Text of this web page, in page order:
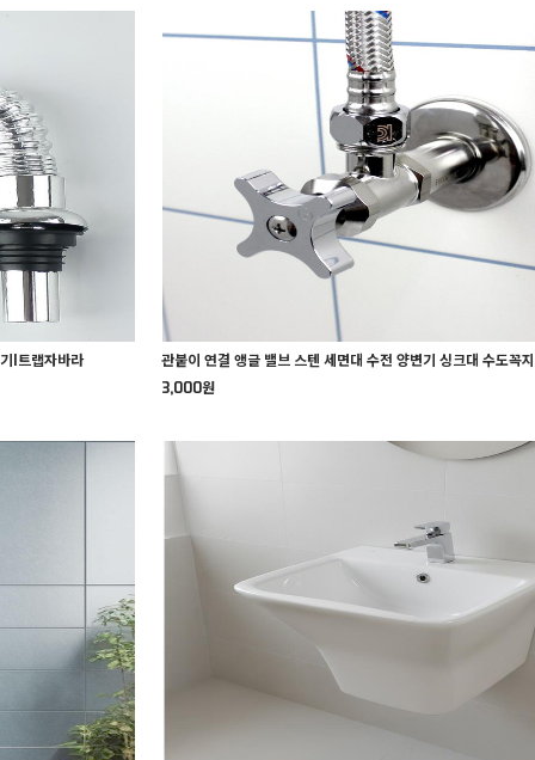
I트랩자바라
관붙이 연결 앵글 밸브 스텐 세면대 수전 양변기 싱크대 수도꼭
3,000원